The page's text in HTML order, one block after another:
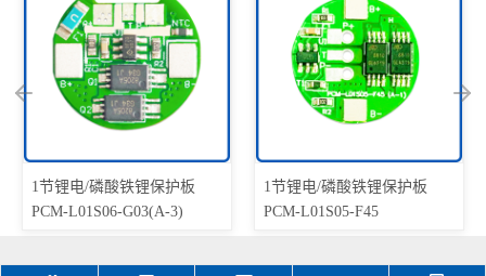
1节锂电/磷酸铁锂保护板
PCM-L01S06-G03(A-3)
1节锂电/磷酸铁锂保护板
PCM-L01S05-F45